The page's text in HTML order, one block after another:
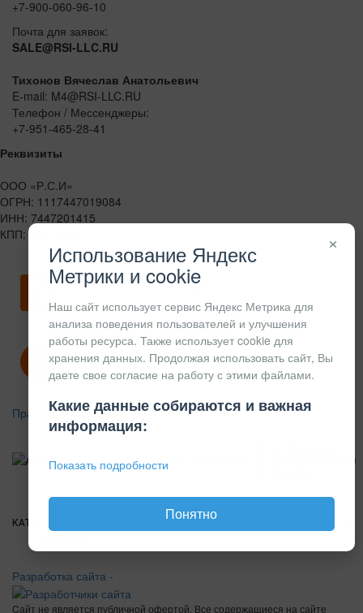
+7-900-060-96-10
Почта для заявок:
SALE@RSI-LLC.RU
Тихонов Вячеслав Анатольевич
E-mail: M4@RSI-LLC.RU
Телефон / Мессенджеры:
+7-951-465-28-41
Реквизиты
ООО «Р.С.И»
ОГРН: 1117447019084
ИНН: 7447201415
КПП: 744701001
Скачать карточку предприятия
Политика конфиденциальности
Правила возврата
КОНСТРУКЦИОННЫЙ
КАТАЛОГ ВАКАНСИИ
Разработка сайта -
Cайт не является публичной офертой. Все содержащиеся на сайте
×
Использование Яндекс
Метрики и cookie
Наш сайт использует сервис Яндекс Метрика для
анализа поведения пользователей и улучшения
работы ресурса. Также использует cookie для
хранения данных. Продолжая использовать сайт, Вы
даете свое согласие на работу с этими файлами.
Какие данные собираются и важная
информация:
Показать подробности
Понятно